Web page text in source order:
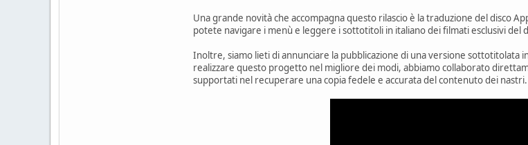
Una grande novità che accompagna questo rilascio è la traduzione del disco
potete navigare i menù e leggere i sottotitoli in italiano dei filmati esclusivi
Inoltre, siamo lieti di annunciare la pubblicazione di una versione sottotitolata
realizzare questo progetto nel migliore dei modi, abbiamo collaborato
supportati nel recuperare una copia fedele e accurata del contenuto dei nastri.